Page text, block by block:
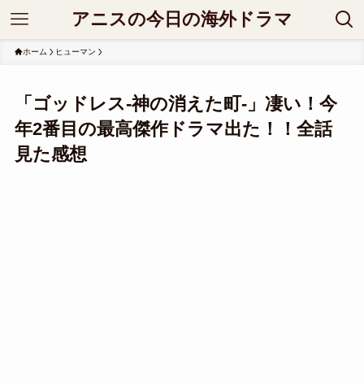
アニスの今日の海外ドラマ
ホーム ヒューマン
「ゴッドレス-神の消えた町-」凄い！今
年2番目の最高傑作ドラマ出た！！全話
見た感想